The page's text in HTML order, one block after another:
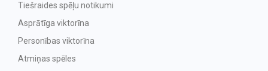
Tiešraides spēļu notikumi
Asprātīga viktorīna
Personības viktorīna
Atmiņas spēles